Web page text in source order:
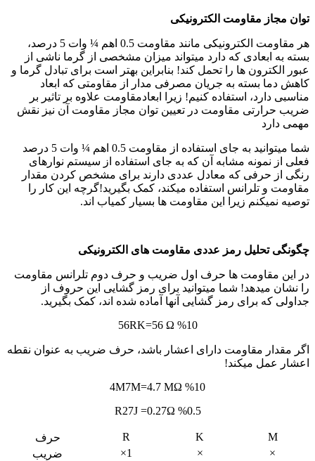
توان مجاز مقاومت الکترونیکی
هر مقاومت الکترونیکی مانند مقاومت 0.5 اهم ¼ وات 5 درصد،
بسته به ابعادی که دارد میتواند میزان مشخصی از گرما ناشی از
عبور الکترون ها را تحمل کند! بنابراین بهتر است برای تبادل گرما و
کاهش دما بسته به جریان مصرفی مدار از مقاومتی که ابعاد
مناسبی دارد، استفاده کنیم! زیرا ابعادمقاومت علاوه بر تاثیر بر
ضریب حرارتی مقاومت در تعیین توان مجاز مقاومت آن نیز نقش
مهمی دارد
شما میتوانید به جای استفاده از مقاومت 0.5 اهم ¼ وات 5 درصد
فعلی از نمونه مشابه آن که به جای استفاده از سیستم نوارهای
رنگی از حرفی که معادل عددی دارند برای مشخص کردن مقدار
مقاومت و تلرانس استفاده میکند، کمک بگیرید!گرچه این کار را
توصیه نمیکنم زیرا این مقاومت ها بسیار کمیاب اند.
چگونگی تحلیل رمز عددی مقاومت های الکترونیکی
در این مقاومت ها حرف اول ضریب و حرف دوم تلرانس مقاومت
را نشان میدهد! شما میتوانید برای رمز گشایی این حروف از
جداولی که برای رمز گشایی آنها آماده شده اند، کمک بگیرید.
56RK=56 Ω %10
اگر مقدار مقاومت دارای اعشار باشد، حرف ضریب به عنوان نقطه
اعشار عمل میکند!
4M7M=4.7 MΩ %10
R27J =0.27Ω %0.5
M
K
R
حرف
×
×
1× ضریب